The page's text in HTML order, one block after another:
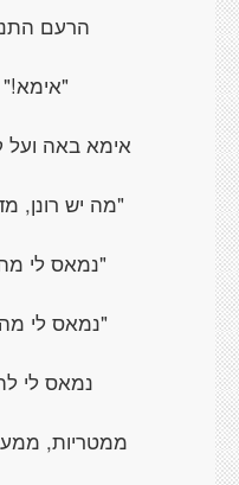
הרעם
"אימא!"
אימא באה ועל
"מה יש רונן,
"נמאס לי
"נמאס לי
נמאס לי
ממטריות,